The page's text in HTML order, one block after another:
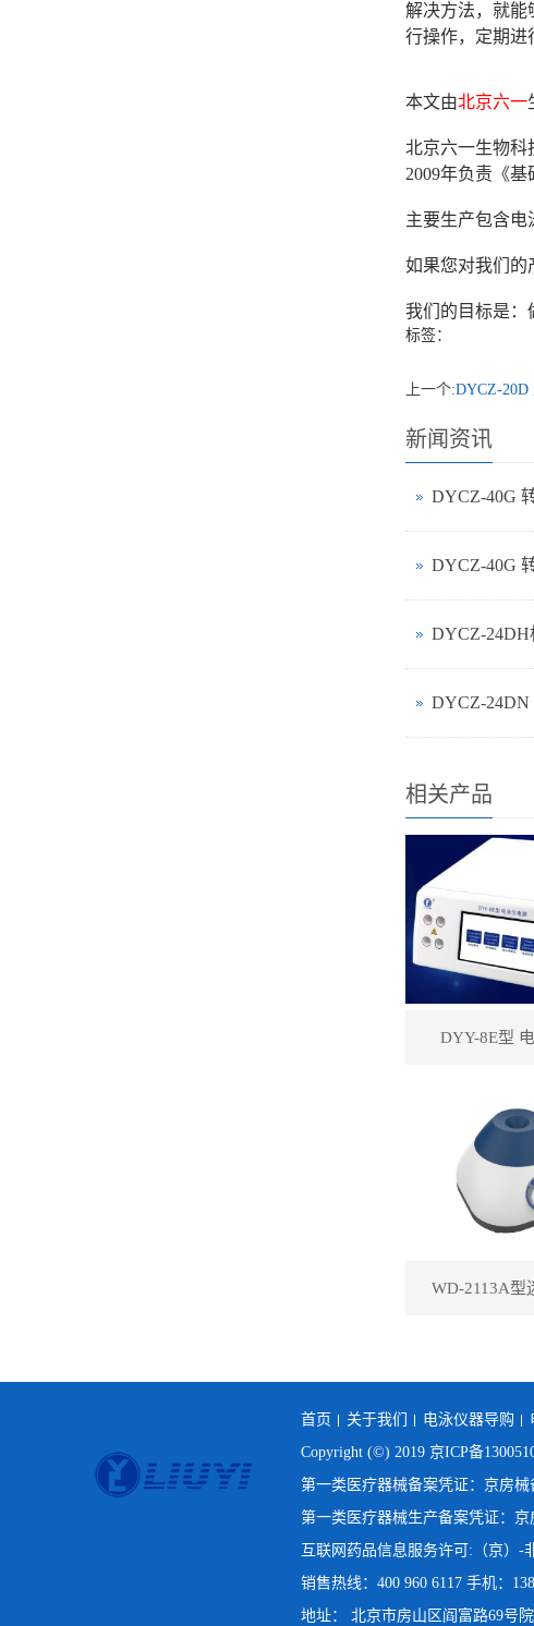
解决方法，就能
行操作，定期进
本文由北京六一
北京六一生物科
2009年负责《
主要生产包含电
如果您对我们的
我们的目标是：
标签：
上一个:DYCZ-20D
新闻资讯
DYCZ-40G
DYCZ-24DH
相关产品
DYY-8E型
WD-2113A型
首页 关于我们 电泳仪器导购
Copyright (©) 2019 京ICP备
第一类医疗器械备案凭证：京房械
第一类医疗器械生产备案凭证：京
互联网药品信息服务许可:（京）-
销售热线：400 960 6117 手机：
地址： 北京市房山区阎富路69号